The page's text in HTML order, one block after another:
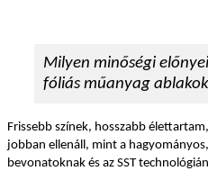
Milyen minőségi
fóliás műanyag
Frissebb színek, hosszabb
jobban ellenáll, mint a
bevonatoknak és az SST